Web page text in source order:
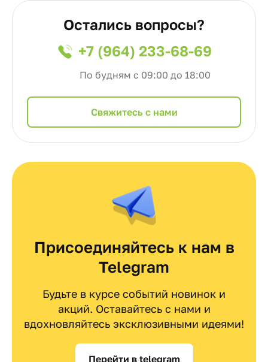
Остались вопросы?
+7 (964) 233-68-69
По будням с 09:00 до 18:00
Cвяжитесь с нами
Присоединяйтесь к нам в
Telegram
Будьте в курсе событий новинок и
акций. Оставайтесь с нами и
вдохновляйтесь эксклюзивными идеями!
Перейти в telegram